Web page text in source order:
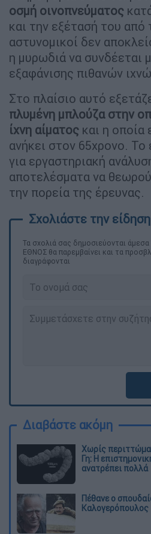
οσμή οινοπνεύματος
και την εξέτασή του από
αστυνομικοί δεν
η μυρωδιά να συνδέεται
εξαφάνισης πιθανών
Στο πλαίσιο αυτό
πλυμένη μπλούζα στην
ίχνη αίματος και η οποία
ανήκει στον 65χρονο. Το
για εργαστηριακή
αποτελέσματα να
την πορεία της έρευνας.
Τα σχολιά σας δημοσιεύονται
ΕΘΝΟΣ θα παρεμβαίνει και τα
διαγράφονται
Διαβάστε ακόμη
Χωρίς
Γη: Η
ανατρέπει πολλά
Πέθανε ο
Καλογερόπουλος